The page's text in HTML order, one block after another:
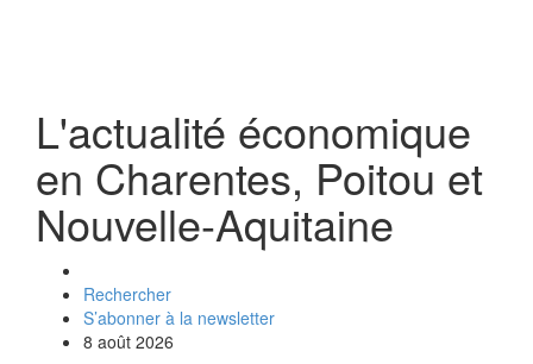
L'actualité économique
en Charentes, Poitou et
Nouvelle-Aquitaine
Rechercher
S’abonner à la newsletter
8 août 2026